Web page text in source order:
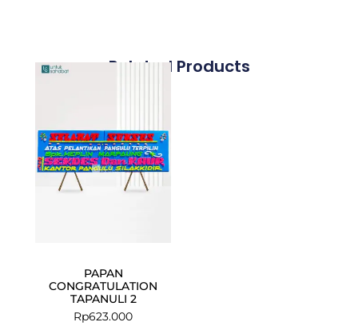
Related Products
PAPAN
CONGRATULATION
TAPANULI 2
Rp623.000